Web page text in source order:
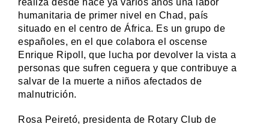
realiza desde hace ya varios años una labor
humanitaria de primer nivel en Chad, país
situado en el centro de África. Es un grupo de
españoles, en el que colabora el oscense
Enrique Ripoll, que lucha por devolver la vista a
personas que sufren ceguera y que contribuye a
salvar de la muerte a niños afectados de
malnutrición.
Rosa Peiretó, presidenta de Rotary Club de